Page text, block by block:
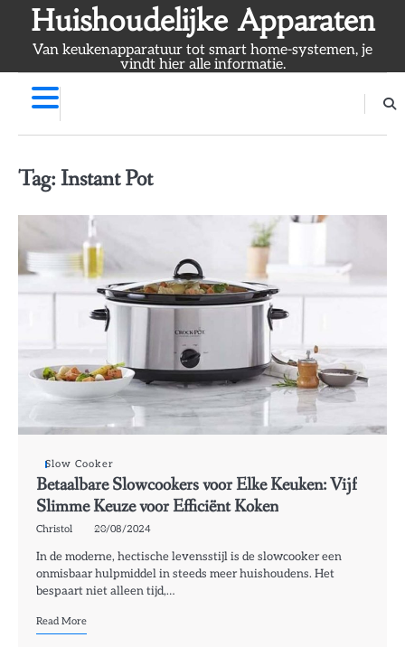
content
Huishoudelijke Apparaten
Van keukenapparatuur tot smart home-systemen, je
vindt hier alle informatie.
Tag:Instant Pot
Slow Cooker
Betaalbare Slowcookers voor Elke Keuken: Vijf
Slimme Keuze voor Efficiënt Koken
Christol 20/08/2024
In de moderne, hectische levensstijl is de slowcooker een
onmisbaar hulpmiddel in steeds meer huishoudens. Het
bespaart niet alleen tijd,…
Read More